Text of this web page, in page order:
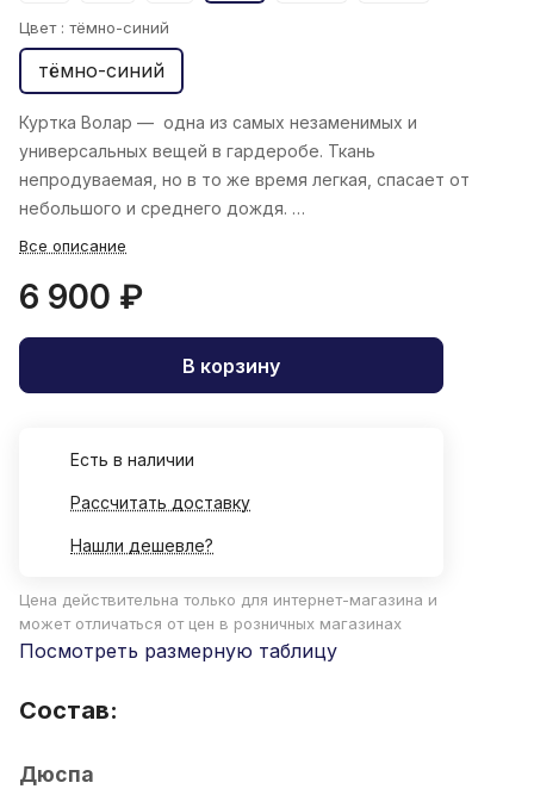
Цвет : тёмно-синий
тёмно-синий
Куртка Волар — одна из самых незаменимых и
универсальных вещей в гардеробе. Ткань
непродуваемая, но в то же время легкая, спасает от
небольшого и среднего дождя.
Все описание
6 900 ₽
В корзину
Есть в наличии
Рассчитать доставку
Нашли дешевле?
Цена действительна только для интернет-магазина и
может отличаться от цен в розничных магазинах
Посмотреть размерную таблицу
Состав:
Дюспа